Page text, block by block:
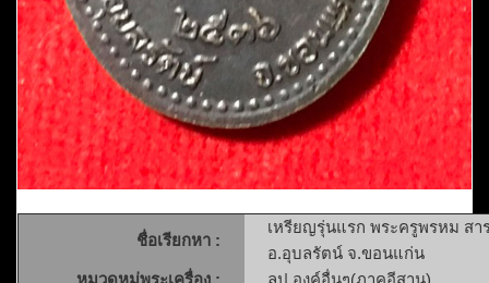
ชื่อเรียกหา :
เหรียญรุ่นแรก พระครูพรหม ส
อ.อุบลรัตน์ จ.ขอนแก่น